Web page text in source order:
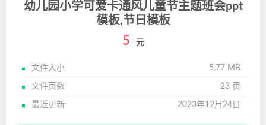
幼儿园小学可爱卡通风儿童节主题班会ppt
模板,节日模板
5 元
文件大小 5.77 MB
文件页数 23 页
最近更新 2023年12月24日